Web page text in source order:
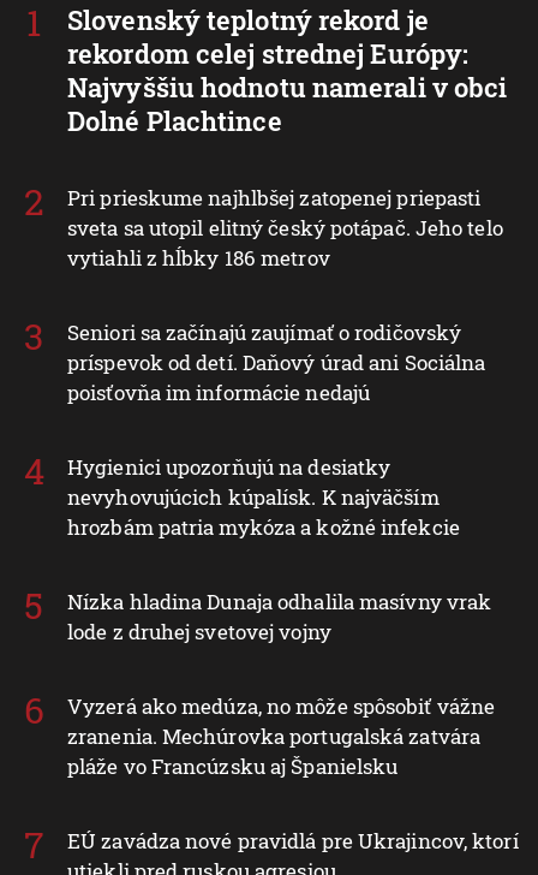
Slovenský teplotný rekord je
rekordom celej strednej Európy:
Najvyššiu hodnotu namerali v obci
Dolné Plachtince
Pri prieskume najhlbšej zatopenej priepasti
sveta sa utopil elitný český potápač. Jeho telo
vytiahli z hĺbky 186 metrov
Seniori sa začínajú zaujímať o rodičovský
príspevok od detí. Daňový úrad ani Sociálna
poisťovňa im informácie nedajú
Hygienici upozorňujú na desiatky
nevyhovujúcich kúpalísk. K najväčším
hrozbám patria mykóza a kožné infekcie
Nízka hladina Dunaja odhalila masívny vrak
lode z druhej svetovej vojny
Vyzerá ako medúza, no môže spôsobiť vážne
zranenia. Mechúrovka portugalská zatvára
pláže vo Francúzsku aj Španielsku
EÚ zavádza nové pravidlá pre Ukrajincov, ktorí